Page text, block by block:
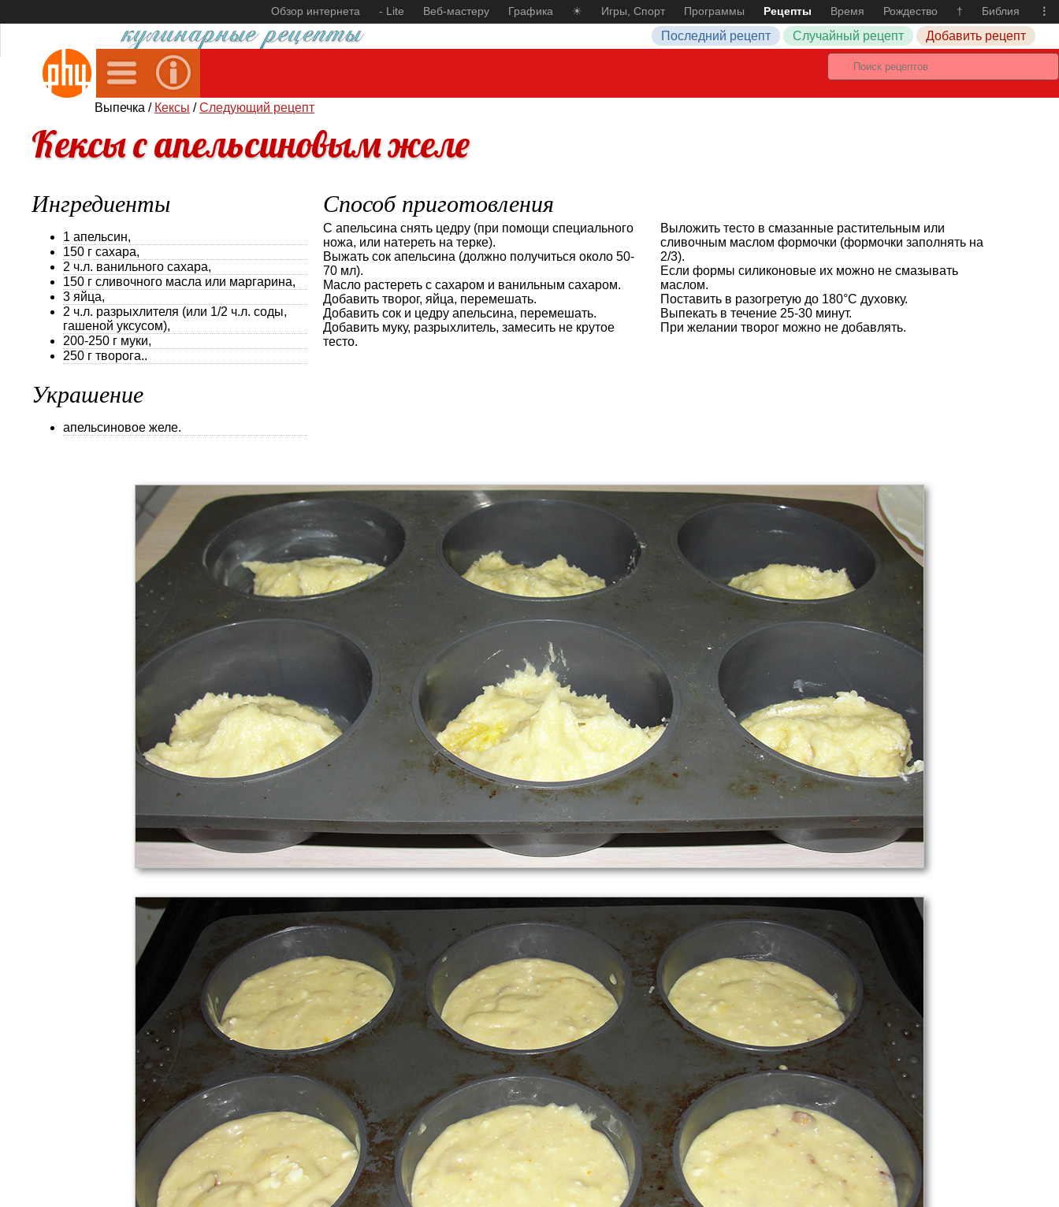
Обзор интернета - Lite Веб-мастеру Графика ☀ Игры, Спорт Программы Рецепты Время Рождество † Библия ⋮
Последний рецепт Случайный рецепт Добавить рецепт
Выпечка / Кексы /Следующий рецепт
Кексы с апельсиновым желе
Ингредиенты
1 апельсин,
150 г сахара,
2 ч.л. ванильного сахара,
150 г сливочного масла или маргарина,
3 яйца,
2 ч.л. разрыхлителя (или 1/2 ч.л. соды,
гашеной уксусом),
200-250 г муки,
250 г творога..
Украшение
апельсиновое желе.
Способ приготовления
С апельсина снять цедру (при помощи специального
ножа, или натереть на терке).
Выжать сок апельсина (должно получиться около 50-
70 мл).
Масло растереть с сахаром и ванильным сахаром.
Добавить творог, яйца, перемешать.
Добавить сок и цедру апельсина, перемешать.
Добавить муку, разрыхлитель, замесить не крутое
тесто.
Выложить тесто в смазанные растительным или
сливочным маслом формочки (формочки заполнять на
2/3).
Если формы силиконовые их можно не смазывать
маслом.
Поставить в разогретую до 180°С духовку.
Выпекать в течение 25-30 минут.
При желании творог можно не добавлять.